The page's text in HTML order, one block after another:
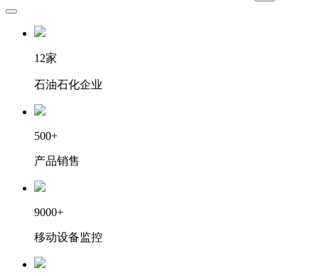
12家
石油石化企业
500+
产品销售
9000+
移动设备监控